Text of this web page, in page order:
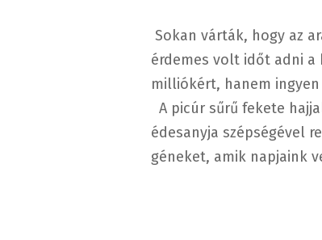
Sokan várták, hogy az
érdemes volt időt adni a
milliókért, hanem
A picúr sűrű fekete
édesanyja szépségével
géneket, amik napjaink